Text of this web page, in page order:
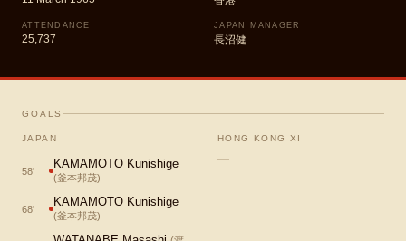
ATTENDANCE
25,737
JAPAN MANAGER
長沼健
GOALS
JAPAN
58'
KAMAMOTO Kunishige
(釜本邦茂)
68'
KAMAMOTO Kunishige
(釜本邦茂)
HONG KONG XI
—